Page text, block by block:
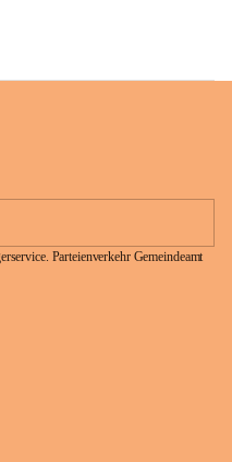
Parteienverkehr Gemeindeamt